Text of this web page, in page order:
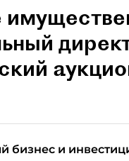
бизнес и